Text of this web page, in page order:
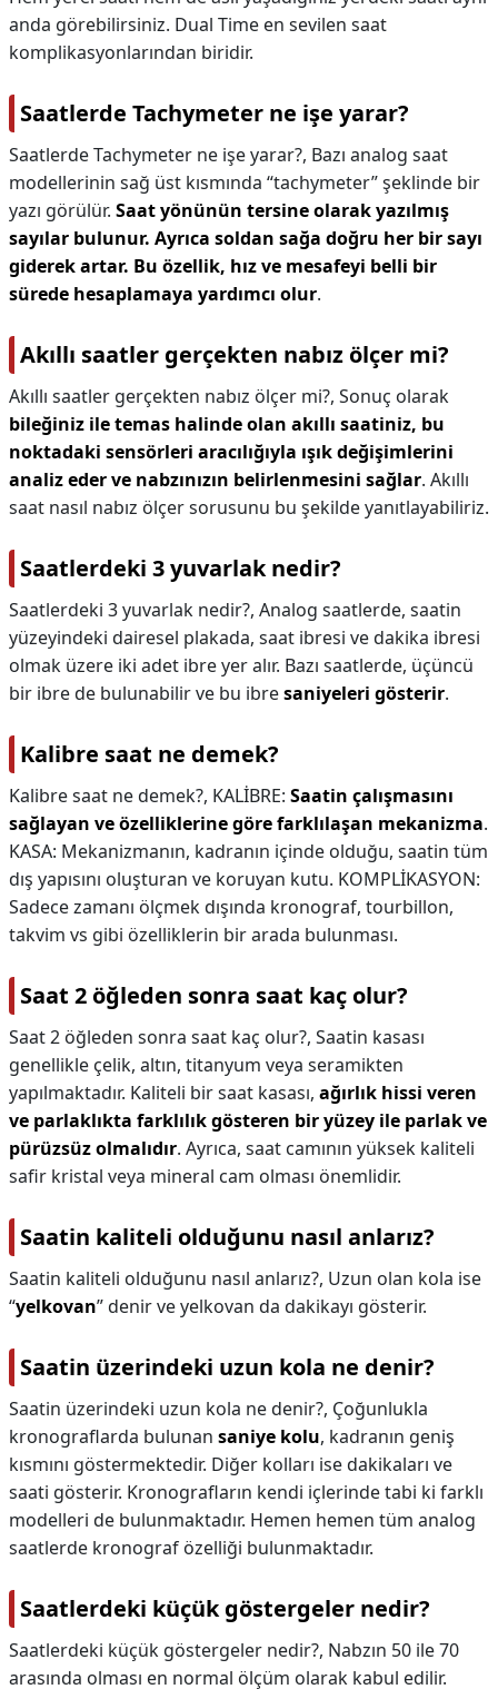
anda görebilirsiniz. Dual Time en sevilen saat
komplikasyonlarından biridir.
Saatlerde Tachymeter ne işe yarar?
Saatlerde Tachymeter ne işe yarar?, Bazı analog saat
modellerinin sağ üst kısmında “tachymeter” şeklinde bir
yazı görülür. Saat yönünün tersine olarak yazılmış
sayılar bulunur. Ayrıca soldan sağa doğru her bir sayı
giderek artar. Bu özellik, hız ve mesafeyi belli bir
sürede hesaplamaya yardımcı olur.
Akıllı saatler gerçekten nabız ölçer mi?
Akıllı saatler gerçekten nabız ölçer mi?, Sonuç olarak
bileğiniz ile temas halinde olan akıllı saatiniz, bu
noktadaki sensörleri aracılığıyla ışık değişimlerini
analiz eder ve nabzınızın belirlenmesini sağlar. Akıllı
saat nasıl nabız ölçer sorusunu bu şekilde yanıtlayabiliriz.
Saatlerdeki 3 yuvarlak nedir?
Saatlerdeki 3 yuvarlak nedir?, Analog saatlerde, saatin
yüzeyindeki dairesel plakada, saat ibresi ve dakika ibresi
olmak üzere iki adet ibre yer alır. Bazı saatlerde, üçüncü
bir ibre de bulunabilir ve bu ibresaniyeleri gösterir.
Kalibre saat ne demek?
Kalibre saat ne demek?, KALİBRE: Saatin çalışmasını
sağlayan ve özelliklerine göre farklılaşan mekanizma.
KASA: Mekanizmanın, kadranın içinde olduğu, saatin tüm
dış yapısını oluşturan ve koruyan kutu. KOMPLİKASYON:
Sadece zamanı ölçmek dışında kronograf, tourbillon,
takvim vs gibi özelliklerin bir arada bulunması.
Saat 2 öğleden sonra saat kaç olur?
Saat 2 öğleden sonra saat kaç olur?, Saatin kasası
genellikle çelik, altın, titanyum veya seramikten
yapılmaktadır. Kaliteli bir saat kasası, ağırlık hissi veren
ve parlaklıkta farklılık gösteren bir yüzey ile parlak ve
pürüzsüz olmalıdır. Ayrıca, saat camının yüksek kaliteli
safir kristal veya mineral cam olması önemlidir.
Saatin kaliteli olduğunu nasıl anlarız?
Saatin kaliteli olduğunu nasıl anlarız?, Uzun olan kola ise
“yelkovan” denir ve yelkovan da dakikayı gösterir.
Saatin üzerindeki uzun kola ne denir?
Saatin üzerindeki uzun kola ne denir?, Çoğunlukla
kronograflarda bulunan saniye kolu, kadranın geniş
kısmını göstermektedir. Diğer kolları ise dakikaları ve
saati gösterir. Kronografların kendi içlerinde tabi ki farklı
modelleri de bulunmaktadır. Hemen hemen tüm analog
saatlerde kronograf özelliği bulunmaktadır.
Saatlerdeki küçük göstergeler nedir?
Saatlerdeki küçük göstergeler nedir?, Nabzın 50 ile 70
arasında olması en normal ölçüm olarak kabul edilir.